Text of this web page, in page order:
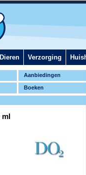
Dieren Verzorging
Aanbiedingen
Boeken
ml